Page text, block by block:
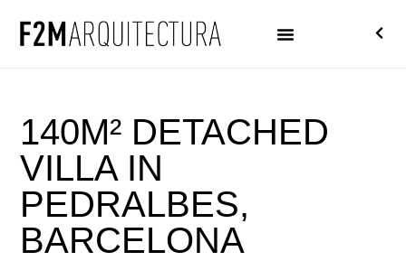
140M² DETACHED
VILLA IN
PEDRALBES,
BARCELONA